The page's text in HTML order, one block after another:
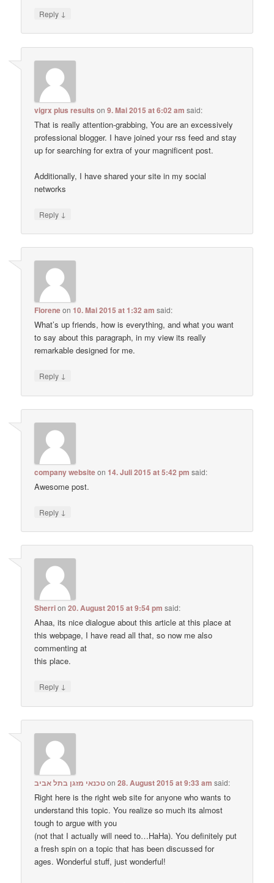
Reply ↓
vigrx plus results on9. Mai 2015 at 6:02 am said:
That is really attention-grabbing, You are an excessively
professional blogger. I have joined your rss feed and stay
up for searching for extra of your magnificent post.
Additionally, I have shared your site in my social
networks
Reply ↓
Floreneon10. Mai 2015 at 1:32 am said:
What’s up friends, how is everything, and what you want
to say about this paragraph, in my view its really
remarkable designed for me.
Reply ↓
company websiteon14. Juli 2015 at 5:42 pm said:
Awesome post.
Reply ↓
Sherrion20. August 2015 at 9:54 pm said:
Ahaa, its nice dialogue about this article at this place at
this webpage, I have read all that, so now me also
commenting at
this place.
Reply ↓
טכנאי מזגן בתל אביבon28. August 2015 at 9:33 am said:
Right here is the right web site for anyone who wants to
understand this topic. You realize so much its almost
tough to argue with you
(not that I actually will need to…HaHa). You definitely put
a fresh spin on a topic that has been discussed for
ages. Wonderful stuff, just wonderful!